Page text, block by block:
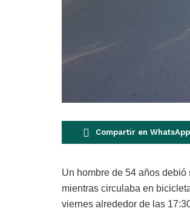
Compartir en WhatsApp
Un hombre de 54 años
mientras circulaba en
viernes alrededor de las